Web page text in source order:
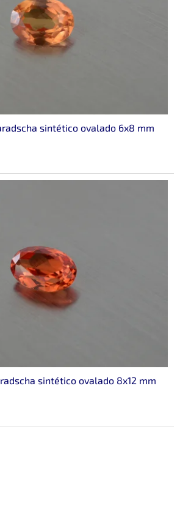
sintético ovalado 6x8 mm
sintético ovalado 8x12 mm